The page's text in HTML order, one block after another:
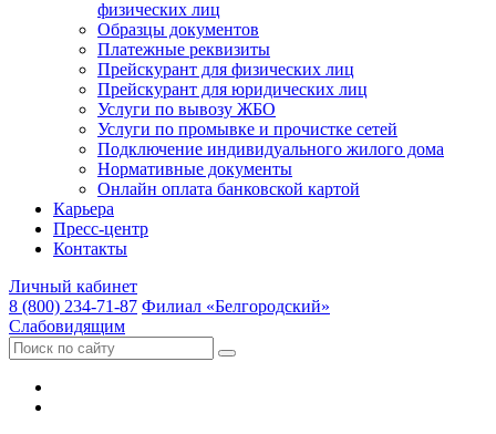
физических лиц
Образцы документов
Платежные реквизиты
Прейскурант для физических лиц
Прейскурант для юридических лиц
Услуги по вывозу ЖБО
Услуги по промывке и прочистке сетей
Подключение индивидуального жилого дома
Нормативные документы
Онлайн оплата банковской картой
Карьера
Пресс-центр
Контакты
Личный кабинет
8 (800) 234-71-87 Филиал «Белгородский»
Слабовидящим